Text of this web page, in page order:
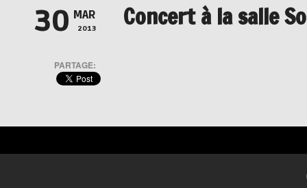
30 MAR
2013
PARTAGE:
Concert à la salle